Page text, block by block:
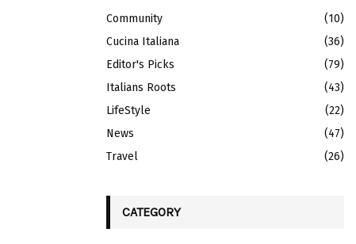
o
r
:
A
R
C
H
Community
(10)
Cucina Italiana
(36)
Editor's Picks
(79)
Italians Roots
(43)
LifeStyle
(22)
News
(47)
Travel
(26)
CATEGORY